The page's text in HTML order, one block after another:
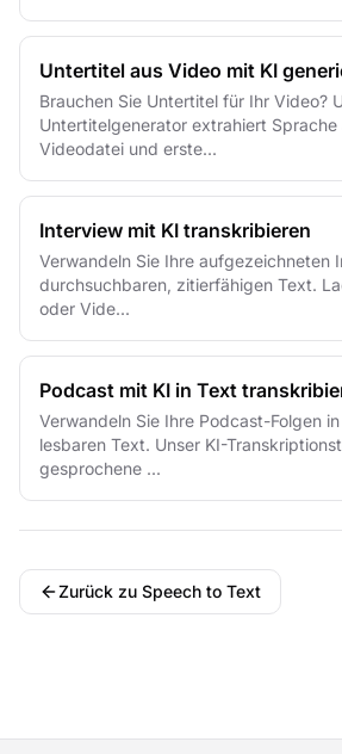
Untertitel aus Video mit KI
Brauchen Sie Untertitel für Ihr Video?
Untertitelgenerator extrahiert Sprache
Videodatei und erste...
Interview mit KI transkribieren
Verwandeln Sie Ihre aufgezeichneten
durchsuchbaren, zitierfähigen Text.
oder Vide...
Podcast mit KI in Text
Verwandeln Sie Ihre Podcast-Folgen
lesbaren Text. Unser KI-
gesprochene ...
Zurück zu Speech to Text